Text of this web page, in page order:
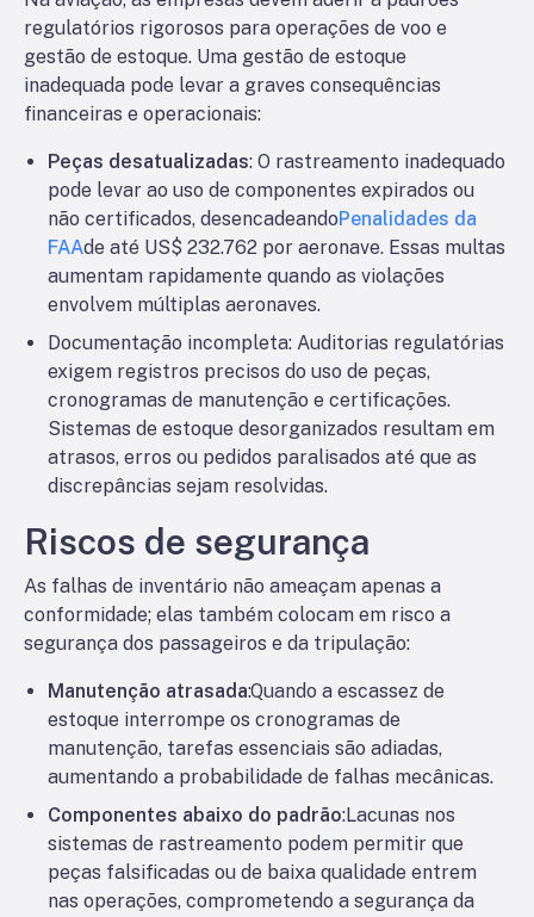
regulatórios rigorosos para operações de voo e
gestão de estoque. Uma gestão de estoque
inadequada pode levar a graves consequências
financeiras e operacionais:
Peças desatualizadas: O rastreamento inadequado
pode levar ao uso de componentes expirados ou
não certificados, desencadeandoPenalidades da
FAAde até US$ 232.762 por aeronave. Essas multas
aumentam rapidamente quando as violações
envolvem múltiplas aeronaves.
Documentação incompleta: Auditorias regulatórias
exigem registros precisos do uso de peças,
cronogramas de manutenção e certificações.
Sistemas de estoque desorganizados resultam em
atrasos, erros ou pedidos paralisados até que as
discrepâncias sejam resolvidas.
Riscos de segurança
As falhas de inventário não ameaçam apenas a
conformidade; elas também colocam em risco a
segurança dos passageiros e da tripulação:
Manutenção atrasada:Quando a escassez de
estoque interrompe os cronogramas de
manutenção, tarefas essenciais são adiadas,
aumentando a probabilidade de falhas mecânicas.
Componentes abaixo do padrão:Lacunas nos
sistemas de rastreamento podem permitir que
peças falsificadas ou de baixa qualidade entrem
nas operações, comprometendo a segurança da